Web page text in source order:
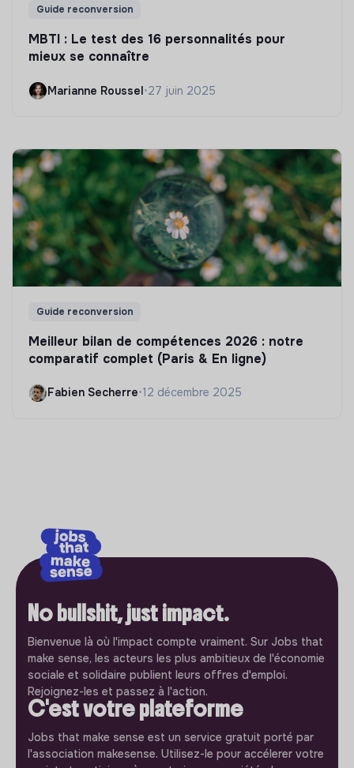
Guide reconversion
MBTI : Le test des 16 personnalités pour
mieux se connaître
Marianne Roussel•27 juin 2025
Guide reconversion
Meilleur bilan de compétences 2026 : notre
comparatif complet (Paris & En ligne)
Fabien Secherre•12 décembre 2025
No bullshit, just impact.
Bienvenue là où l'impact compte vraiment. Sur Jobs that
make sense, les acteurs les plus ambitieux de l'économie
sociale et solidaire publient leurs offres d'emploi.
Rejoignez-les et passez à l'action.
C'est votre plateforme
Jobs that make sense est un service gratuit porté par
l'association makesense. Utilisez-le pour accélerer votre